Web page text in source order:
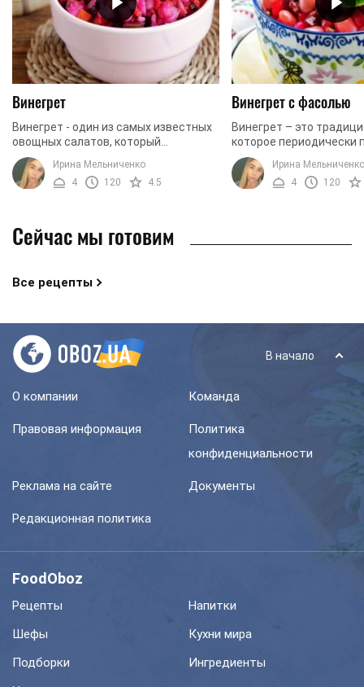
Винегрет
Винегрет - один из самых известных
овощных салатов, который
чрезвычайно популярен в холодное
время года. Когда ассортимент
овощей не особо большой, ...
Ирина Мельниченко
4
120 4.5
Винегрет с фасолью
Винегрет – это
которое периодически
столе чуть ли не у
Салат готовят из
соленых ...
Ирина Мельниченко
4
120
Сейчас мы готовим
Все рецепты
В начало
О компании Команда
Правовая информация
Политика
конфиденциальности
Реклама на сайте Документы
Редакционная политика
FoodOboz
Рецепты
Напитки
Шефы
Кухни мира
Подборки
Ингредиенты